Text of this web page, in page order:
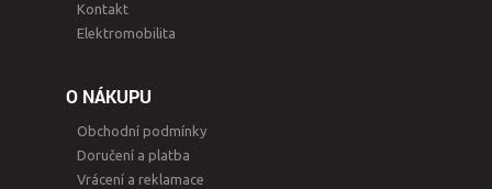
Kontakt
Elektromobilita
O NÁKUPU
Obchodní podmínky
Doručení a platba
Vrácení a reklamace